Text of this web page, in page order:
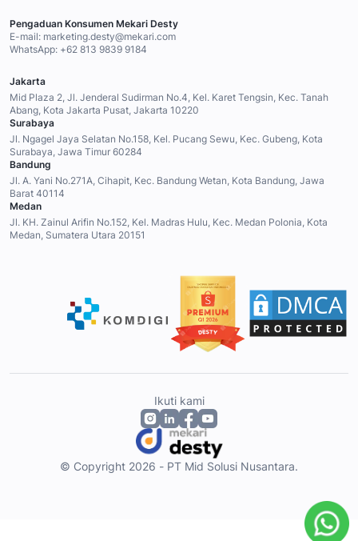
Pengaduan Konsumen Mekari Desty
E-mail: marketing.desty@mekari.com
WhatsApp: +62 813 9839 9184
Jakarta
Mid Plaza 2, Jl. Jenderal Sudirman No.4, Kel. Karet Tengsin, Kec. Tanah
Abang, Kota Jakarta Pusat, Jakarta 10220
Surabaya
Jl. Ngagel Jaya Selatan No.158, Kel. Pucang Sewu, Kec. Gubeng, Kota
Surabaya, Jawa Timur 60284
Bandung
Jl. A. Yani No.271A, Cihapit, Kec. Bandung Wetan, Kota Bandung, Jawa
Barat 40114
Medan
Jl. KH. Zainul Arifin No.152, Kel. Madras Hulu, Kec. Medan Polonia, Kota
Medan, Sumatera Utara 20151
© Copyright 2026 - PT Mid Solusi Nusantara.
Ikuti kami